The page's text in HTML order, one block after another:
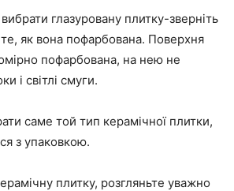
глазуровану плитку-зверніть
як вона пофарбована. Поверхня
пофарбована, на нею не
і світлі смуги.
саме той тип керамічної плитки,
з упаковкою.
плитку, розгляньте уважно